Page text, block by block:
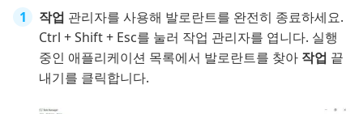
작업 관리자를 사용해 발로란트를 완전히 종료하세요.
Ctrl + Shift + Esc를 눌러 작업 관리자를 엽니다. 실행
중인 애플리케이션 목록에서 발로란트를 찾아 작업 끝
내기를 클릭합니다.